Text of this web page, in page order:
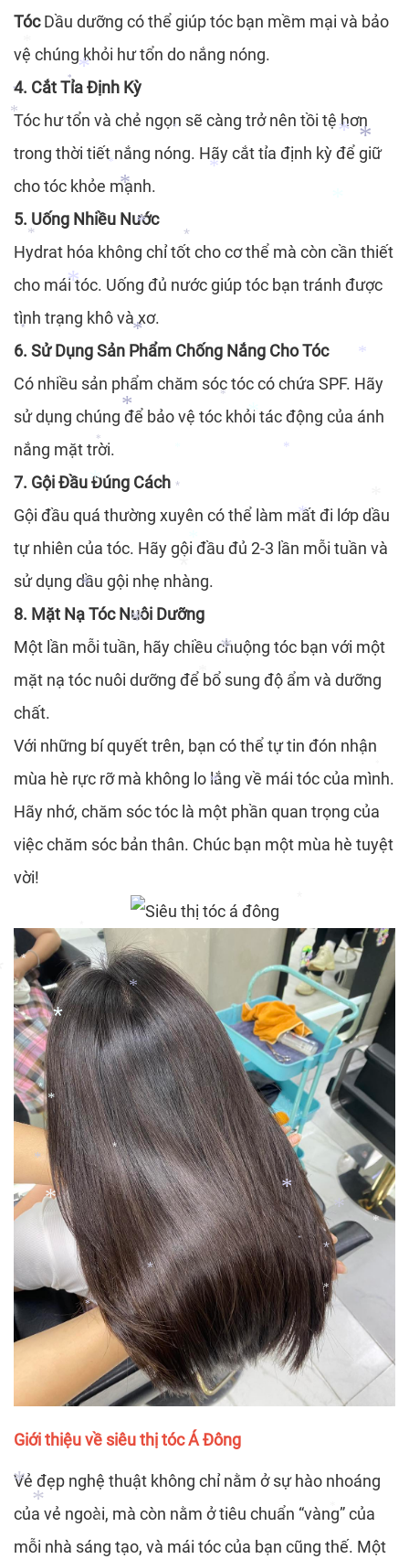
*
*
*
*
*
*
*
*
*
*
*
*
*
*
*
*
*
*
*
*
*
*
*
*
*
*
*
*
*
*
*
*
*
*
*
*
*
*
*
*
TócDầu dưỡng có thể giúp tóc bạn mềm mại và bảo
vệ chúng khỏi hư tổn do nắng nóng.
4. Cắt Tỉa Định Kỳ
Tóc hư tổn và chẻ ngọn sẽ càng trở nên tồi tệ hơn
trong thời tiết nắng nóng. Hãy cắt tỉa định kỳ để giữ
cho tóc khỏe mạnh.
5. Uống Nhiều Nước
Hydrat hóa không chỉ tốt cho cơ thể mà còn cần thiết
cho mái tóc. Uống đủ nước giúp tóc bạn tránh được
tình trạng khô và xơ.
6. Sử Dụng Sản Phẩm Chống Nắng Cho Tóc
Có nhiều sản phẩm chăm sóc tóc có chứa SPF. Hãy
sử dụng chúng để bảo vệ tóc khỏi tác động của ánh
nắng mặt trời.
7. Gội Đầu Đúng Cách
Gội đầu quá thường xuyên có thể làm mất đi lớp dầu
tự nhiên của tóc. Hãy gội đầu đủ 2-3 lần mỗi tuần và
sử dụng dầu gội nhẹ nhàng.
8. Mặt Nạ Tóc Nuôi Dưỡng
Một lần mỗi tuần, hãy chiều chuộng tóc bạn với một
mặt nạ tóc nuôi dưỡng để bổ sung độ ẩm và dưỡng
chất.
Với những bí quyết trên, bạn có thể tự tin đón nhận
mùa hè rực rỡ mà không lo lắng về mái tóc của mình.
Hãy nhớ, chăm sóc tóc là một phần quan trọng của
việc chăm sóc bản thân. Chúc bạn một mùa hè tuyệt
vời!
Giới thiệu về siêu thị tóc Á Đông
Vẻ đẹp nghệ thuật không chỉ nằm ở sự hào nhoáng
của vẻ ngoài, mà còn nằm ở tiêu chuẩn “vàng” của
mỗi nhà sáng tạo, và mái tóc của bạn cũng thế. Một